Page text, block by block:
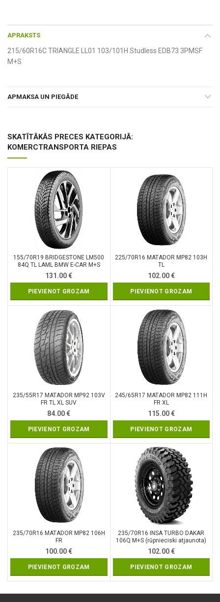
APRAKSTS
215/60R16C TRIANGLE LL01 103/101H Studless EDB73 3PMSF
M+S
APMAKSA UN PIEGĀDE
SKATĪTĀKĀS PRECES KATEGORIJĀ:
KOMERCTRANSPORTA RIEPAS
155/70R19 BRIDGESTONE LM500
84Q TL LAML BMW E-CAR M+S
3PMSF
131.00€
PIEVIENOT GROZAM
225/70R16 MATADOR MP82 103H
TL
102.00€
PIEVIENOT GROZAM
235/55R17 MATADOR MP92 103V
FR TL XL SUV
84.00€
PIEVIENOT GROZAM
245/65R17 MATADOR MP82 111H
FR XL
115.00€
PIEVIENOT GROZAM
235/70R16 MATADOR MP82 106H
FR
100.00€
PIEVIENOT GROZAM
235/70R16 INSA TURBO DAKAR
106Q M+S (rūpnieciski atjaunota)
102.00€
PIEVIENOT GROZAM